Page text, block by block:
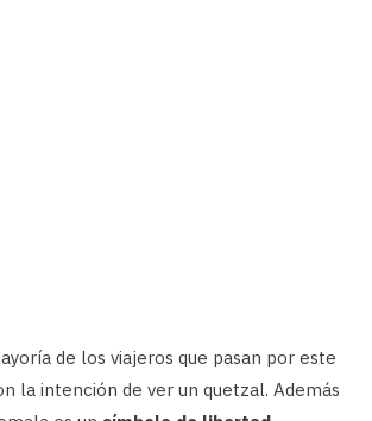
de los viajeros que pasan por este
la intención de ver un quetzal. Además